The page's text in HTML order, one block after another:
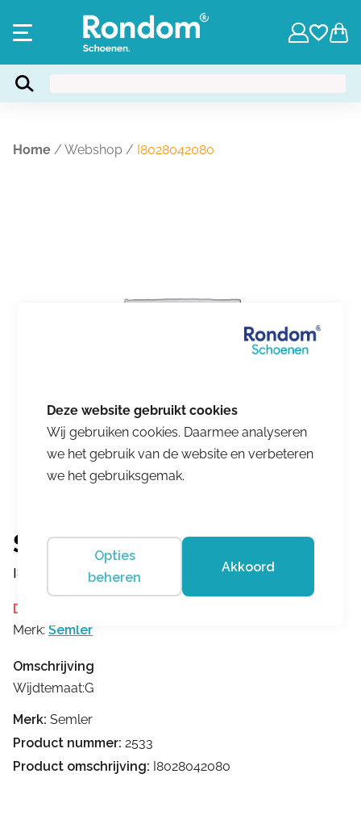
Home / Webshop / I8028042080
Semler
I8028042080
Dit product is momenteel niet op voorraad.
Merk: Semler
Omschrijving
Wijdtemaat:G
Merk: Semler
Product nummer: 2533
Product omschrijving: I8028042080
Wij gebruiken cookies. Daarmee analyseren
we het gebruik van de website en verbeteren
we het gebruiksgemak.
Opties
beheren
Akkoord